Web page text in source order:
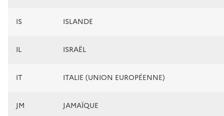
IS ISLANDE
IL ISRAËL
IT ITALIE (UNION EUROPÉENNE)
JM JAMAÏQUE